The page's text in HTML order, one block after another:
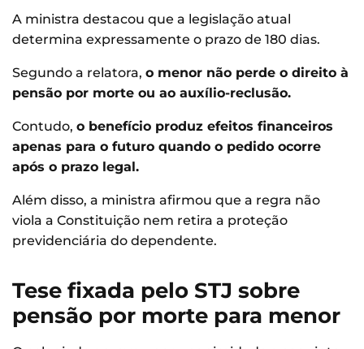
A ministra destacou que a legislação atual
determina expressamente o prazo de 180 dias.
Segundo a relatora, o menor não perde o direito à
pensão por morte ou ao auxílio-reclusão.
Contudo, o benefício produz efeitos financeiros
apenas para o futuro quando o pedido ocorre
após o prazo legal.
Além disso, a ministra afirmou que a regra não
viola a Constituição nem retira a proteção
previdenciária do dependente.
Tese fixada pelo STJ sobre
pensão por morte para menor